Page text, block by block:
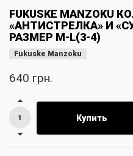
FUKUSKE MANZOKU
«АНТИСТРЕЛКА» И
РАЗМЕР M-L(3-4)
Fukuske Manzoku
640 грн.
Купить